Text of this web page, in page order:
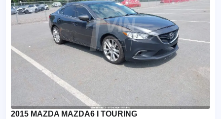
2015 MAZDA MAZDA6 I TOURING